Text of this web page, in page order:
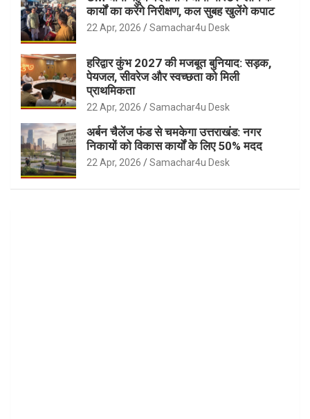
कार्यों का करेंगे निरीक्षण, कल सुबह खुलेंगे कपाट
22 Apr, 2026 Samachar4u Desk
हरिद्वार कुंभ 2027 की मजबूत बुनियाद: सड़क,
पेयजल, सीवरेज और स्वच्छता को मिली
प्राथमिकता
22 Apr, 2026 Samachar4u Desk
अर्बन चैलेंज फंड से चमकेगा उत्तराखंड: नगर
निकायों को विकास कार्यों के लिए 50% मदद
22 Apr, 2026 Samachar4u Desk